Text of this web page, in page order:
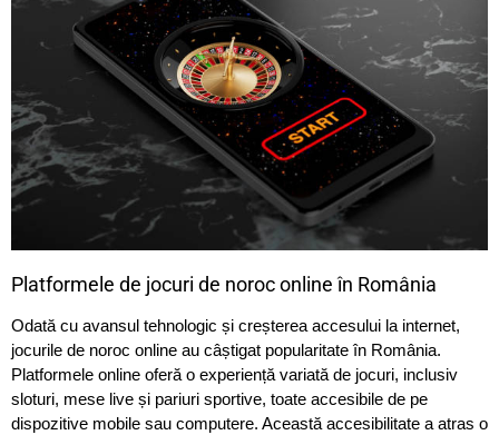
Platformele de jocuri de noroc online în România
Odată cu avansul tehnologic și creșterea accesului la internet,
jocurile de noroc online au câștigat popularitate în România.
Platformele online oferă o experiență variată de jocuri, inclusiv
sloturi, mese live și pariuri sportive, toate accesibile de pe
dispozitive mobile sau computere. Această accesibilitate a atras o